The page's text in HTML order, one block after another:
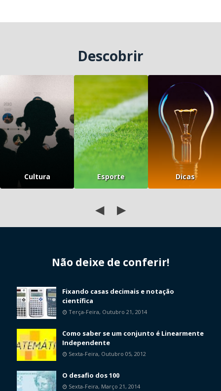
Descobrir
Cultura Esporte Dicas
◀ ▶
Não deixe de conferir!
Fixando casas decimais e notação
científica
Terça-Feira, Outubro 21, 2014
Como saber se um conjunto é Linearmente
Independente
Sexta-Feira, Outubro 05, 2012
O desafio dos 100
Sexta-Feira, Março 21, 2014